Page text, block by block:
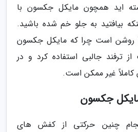
اید همچون مایکل جکسون با
بیافتید به جلو خم شده باشید.
روشن است چرا که مایکل جکسون
ترفند جالبی استفاده کرد و در
کاملاً غیر ممکن است.
جکسون
چنین حرکتی از کفش های